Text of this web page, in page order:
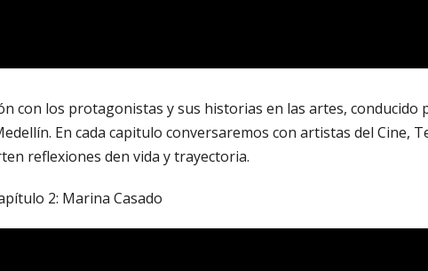
con los protagonistas y sus historias en las artes, conducido
En cada capitulo conversaremos con artistas del Cine,
reflexiones den vida y trayectoria.
2: Marina Casado